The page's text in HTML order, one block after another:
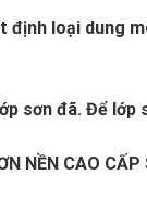
định loại dung
sơn đã. Để
NỀN CAO